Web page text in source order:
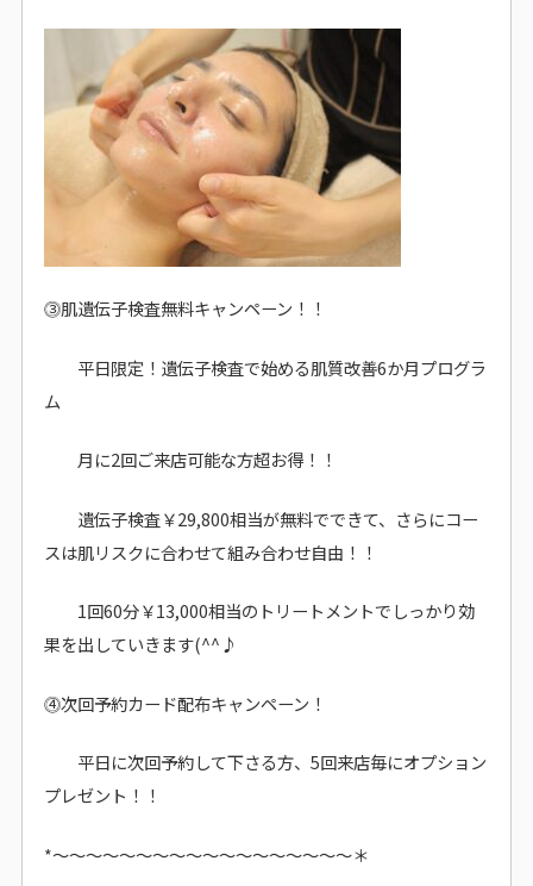
⓷肌遺伝子検査無料キャンペーン！！
平日限定！遺伝子検査で始める肌質改善6か月プログラ
ム
月に2回ご来店可能な方超お得！！
遺伝子検査￥29,800相当が無料でできて、さらにコー
スは肌リスクに合わせて組み合わせ自由！！
1回60分￥13,000相当のトリートメントでしっかり効
果を出していきます(^^♪
⓸次回予約カード配布キャンペーン！
平日に次回予約して下さる方、5回来店毎にオプション
プレゼント！！
*～～～～～～～～～～～～～～～～～～＊